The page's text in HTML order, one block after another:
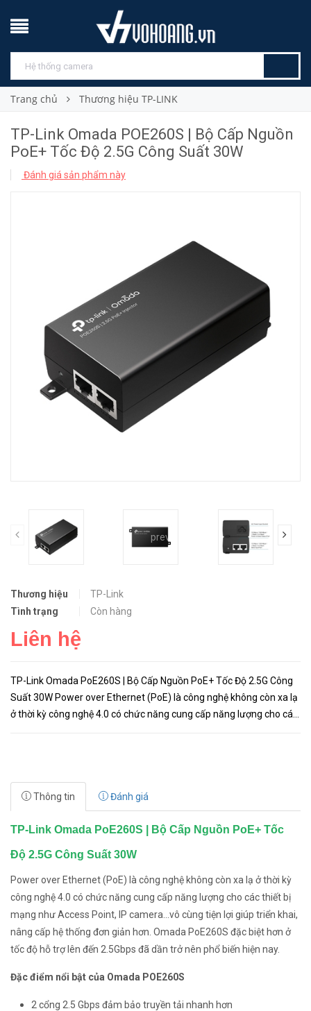
Trang chủ Thương hiệu TP-LINK
TP-Link Omada POE260S | Bộ Cấp Nguồn
PoE+ Tốc Độ 2.5G Công Suất 30W
Đánh giá sản phẩm này
prev
Thương hiệu
TP-Link
Tình trạng
Còn hàng
Liên hệ
TP-Link Omada PoE260S | Bộ Cấp Nguồn PoE+ Tốc Độ 2.5G Công
Suất 30W Power over Ethernet (PoE) là công nghệ không còn xa lạ
ở thời kỳ công nghệ 4.0 có chức năng cung cấp năng lượng cho các
Thông tin Đánh giá
TP-Link Omada PoE260S | Bộ Cấp Nguồn PoE+ Tốc
Độ 2.5G Công Suất 30W
Power over Ethernet (PoE) là công nghệ không còn xa lạ ở thời kỳ
công nghệ 4.0 có chức năng cung cấp năng lượng cho các thiết bị
mạng như Access Point, IP camera...vô cùng tiện lợi giúp triển khai,
nâng cấp hệ thống đơn giản hơn. Omada PoE260S đặc biệt hơn ở
tốc độ hỗ trợ lên đến 2.5Gbps đã dần trở nên phổ biến hiện nay.
Đặc điểm nổi bật của Omada POE260S
2 cổng 2.5 Gbps đảm bảo truyền tải nhanh hơn